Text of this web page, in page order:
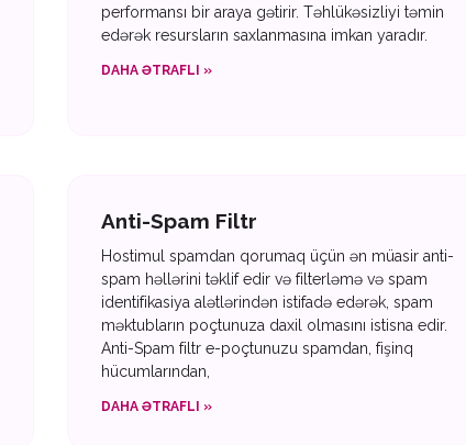
performansı bir araya gətirir. Təhlükəsizliyi təmin
edərək resursların saxlanmasına imkan yaradır.
DAHA ƏTRAFLI »
Anti-Spam Filtr
Hostimul spamdan qorumaq üçün ən müasir anti-
spam həllərini təklif edir və filterləmə və spam
identifikasiya alətlərindən istifadə edərək, spam
məktubların poçtunuza daxil olmasını istisna edir.
Anti-Spam filtr e-poçtunuzu spamdan, fişinq
hücumlarından,
DAHA ƏTRAFLI »